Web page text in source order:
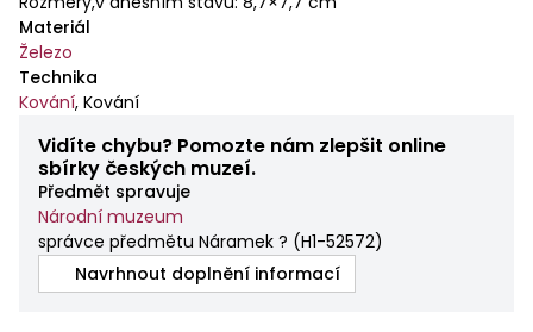
Materiál
Železo
Technika
Kování, Kování
Vidíte chybu? Pomozte nám zlepšit online
sbírky českých muzeí.
Předmět spravuje
Národní muzeum
správce předmětu Náramek ? (H1-52572)
Navrhnout doplnění informací